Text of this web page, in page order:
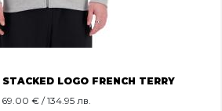
LOGO FRENCH TERRY
69.00 € / 134.95 лв.